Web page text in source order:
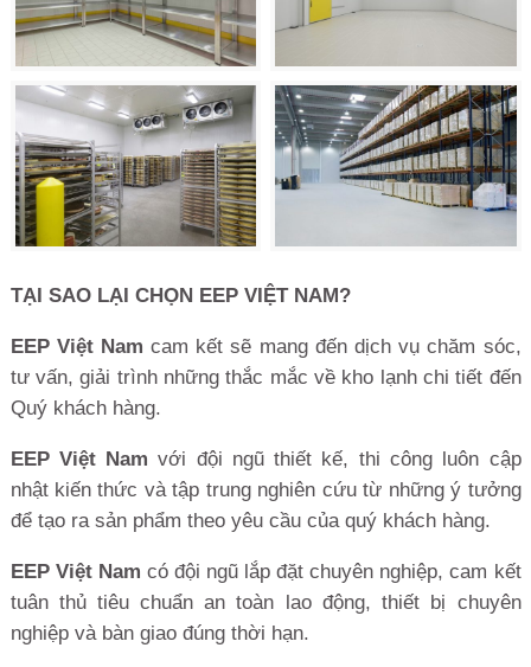
TẠI SAO LẠI CHỌN EEP VIỆT NAM?
EEP Việt Nam cam kết sẽ mang đến dịch vụ chăm sóc,
tư vấn, giải trình những thắc mắc về kho lạnh chi tiết đến
Quý khách hàng.
EEP Việt Nam với đội ngũ thiết kế, thi công luôn cập
nhật kiến thức và tập trung nghiên cứu từ những ý tưởng
để tạo ra sản phẩm theo yêu cầu của quý khách hàng.
EEP Việt Nam có đội ngũ lắp đặt chuyên nghiệp, cam kết
tuân thủ tiêu chuẩn an toàn lao động, thiết bị chuyên
nghiệp và bàn giao đúng thời hạn.